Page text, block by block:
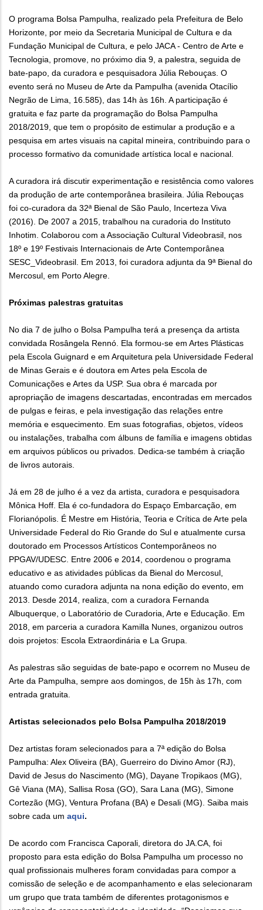
O programa Bolsa Pampulha, realizado pela Prefeitura de Belo
Horizonte, por meio da Secretaria Municipal de Cultura e da
Fundação Municipal de Cultura, e pelo JACA - Centro de Arte e
Tecnologia, promove, no próximo dia 9, a palestra, seguida de
bate-papo, da curadora e pesquisadora Júlia Rebouças. O
evento será no Museu de Arte da Pampulha (avenida Otacílio
Negrão de Lima, 16.585), das 14h às 16h. A participação é
gratuita e faz parte da programação do Bolsa Pampulha
2018/2019, que tem o propósito de estimular a produção e a
pesquisa em artes visuais na capital mineira, contribuindo para o
processo formativo da comunidade artística local e nacional.
A curadora irá discutir experimentação e resistência como valores
da produção de arte contemporânea brasileira. Júlia Rebouças
foi co-curadora da 32ª Bienal de São Paulo, Incerteza Viva
(2016). De 2007 a 2015, trabalhou na curadoria do Instituto
Inhotim. Colaborou com a Associação Cultural Videobrasil, nos
18º e 19º Festivais Internacionais de Arte Contemporânea
SESC_Videobrasil. Em 2013, foi curadora adjunta da 9ª Bienal do
Mercosul, em Porto Alegre.
Próximas palestras gratuitas
No dia 7 de julho o Bolsa Pampulha terá a presença da artista
convidada Rosângela Rennó. Ela formou-se em Artes Plásticas
pela Escola Guignard e em Arquitetura pela Universidade Federal
de Minas Gerais e é doutora em Artes pela Escola de
Comunicações e Artes da USP. Sua obra é marcada por
apropriação de imagens descartadas, encontradas em mercados
de pulgas e feiras, e pela investigação das relações entre
memória e esquecimento. Em suas fotografias, objetos, vídeos
ou instalações, trabalha com álbuns de família e imagens obtidas
em arquivos públicos ou privados. Dedica-se também à criação
de livros autorais.
Já em 28 de julho é a vez da artista, curadora e pesquisadora
Mônica Hoff. Ela é co-fundadora do Espaço Embarcação, em
Florianópolis. É Mestre em História, Teoria e Crítica de Arte pela
Universidade Federal do Rio Grande do Sul e atualmente cursa
doutorado em Processos Artísticos Contemporâneos no
PPGAV/UDESC. Entre 2006 e 2014, coordenou o programa
educativo e as atividades públicas da Bienal do Mercosul,
atuando como curadora adjunta na nona edição do evento, em
2013. Desde 2014, realiza, com a curadora Fernanda
Albuquerque, o Laboratório de Curadoria, Arte e Educação. Em
2018, em parceria a curadora Kamilla Nunes, organizou outros
dois projetos: Escola Extraordinária e La Grupa.
As palestras são seguidas de bate-papo e ocorrem no Museu de
Arte da Pampulha, sempre aos domingos, de 15h às 17h, com
entrada gratuita.
Artistas selecionados pelo Bolsa Pampulha 2018/2019
Dez artistas foram selecionados para a 7ª edição do Bolsa
Pampulha: Alex Oliveira (BA), Guerreiro do Divino Amor (RJ),
David de Jesus do Nascimento (MG), Dayane Tropikaos (MG),
Gê Viana (MA), Sallisa Rosa (GO), Sara Lana (MG), Simone
Cortezão (MG), Ventura Profana (BA) e Desali (MG). Saiba mais
sobre cada um aqui.
De acordo com Francisca Caporali, diretora do JA.CA, foi
proposto para esta edição do Bolsa Pampulha um processo no
qual profissionais mulheres foram convidadas para compor a
comissão de seleção e de acompanhamento e elas selecionaram
um grupo que trata também de diferentes protagonismos e